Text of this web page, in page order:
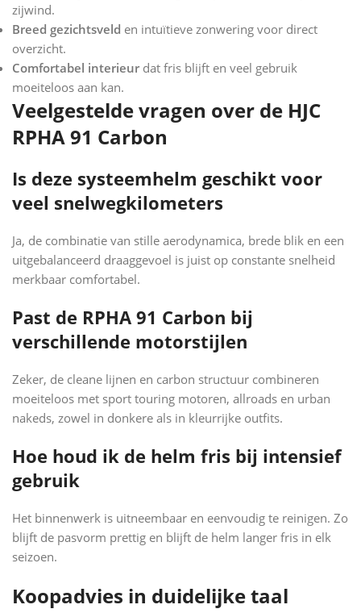
zijwind.
Breed gezichtsveld en intuïtieve zonwering voor direct
overzicht.
Comfortabel interieur dat fris blijft en veel gebruik
moeiteloos aan kan.
Veelgestelde vragen over de HJC
RPHA 91 Carbon
Is deze systeemhelm geschikt voor
veel snelwegkilometers
Ja, de combinatie van stille aerodynamica, brede blik en een
uitgebalanceerd draaggevoel is juist op constante snelheid
merkbaar comfortabel.
Past de RPHA 91 Carbon bij
verschillende motorstijlen
Zeker, de cleane lijnen en carbon structuur combineren
moeiteloos met sport touring motoren, allroads en urban
nakeds, zowel in donkere als in kleurrijke outfits.
Hoe houd ik de helm fris bij intensief
gebruik
Het binnenwerk is uitneembaar en eenvoudig te reinigen. Zo
blijft de pasvorm prettig en blijft de helm langer fris in elk
seizoen.
Koopadvies in duidelijke taal